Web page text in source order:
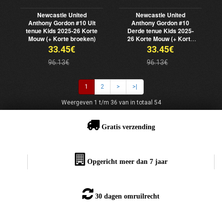
Newcastle United
Anthony Gordon #10 Uit
tenue Kids 2025-26 Korte
Mouw (+ Korte broeken)
33.45€
96.13€
Newcastle United
Anthony Gordon #10
Derde tenue Kids 2025-
26 Korte Mouw (+ Korte
broeken)
33.45€
96.13€
1 2 > >|
Weergeven 1 t/m 36 van in totaal 54
Gratis verzending
Opgericht meer dan 7 jaar
30 dagen omruilrecht